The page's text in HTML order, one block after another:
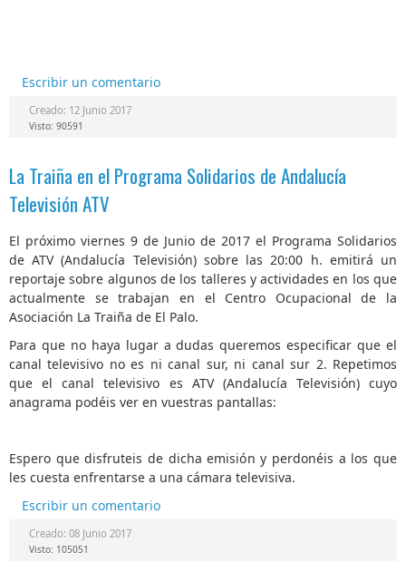
Escribir un comentario
Creado: 12 Junio 2017
Visto: 90591
La Traiña en el Programa Solidarios de Andalucía
Televisión ATV
El próximo viernes 9 de Junio de 2017 el Programa Solidarios
de ATV (Andalucía Televisión) sobre las 20:00 h. emitirá un
reportaje sobre algunos de los talleres y actividades en los que
actualmente se trabajan en el Centro Ocupacional de la
Asociación La Traiña de El Palo.
Para que no haya lugar a dudas queremos especificar que el
canal televisivo no es ni canal sur, ni canal sur 2. Repetimos
que el canal televisivo es ATV (Andalucía Televisión) cuyo
anagrama podéis ver en vuestras pantallas:
Espero que disfruteis de dicha emisión y perdonéis a los que
les cuesta enfrentarse a una cámara televisiva.
Escribir un comentario
Creado: 08 Junio 2017
Visto: 105051